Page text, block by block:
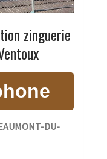
zinguerie
DU-